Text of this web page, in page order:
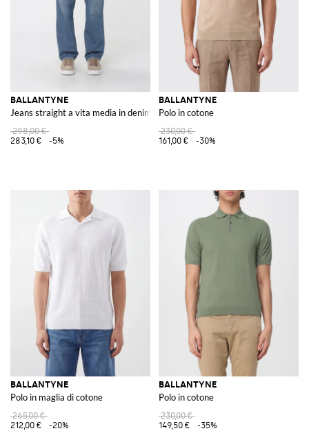
BALLANTYNE
Jeans straight a vita media in denim di cotone a cinque tasche
298,00 €
283,10 €
-5%
BALLANTYNE
Polo in cotone
230,00 €
161,00 €
-30%
BALLANTYNE
Polo in maglia di cotone
265,00 €
212,00 €
-20%
BALLANTYNE
Polo in cotone
230,00 €
149,50 €
-35%